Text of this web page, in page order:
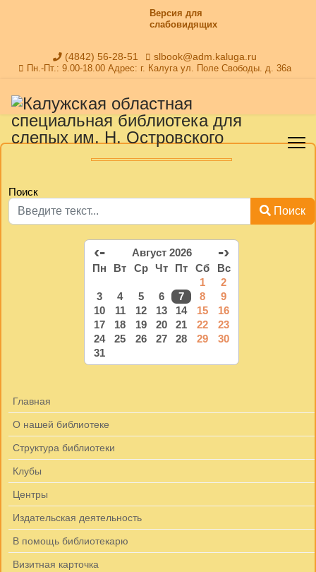
Версия для
слабовидящих
(4842) 56-28-51 slbook@adm.kaluga.ru
Пн.-Пт.: 9.00-18.00 Адрес: г. Калуга ул. Поле Свободы. д. 36а
Поиск
Поиск
‹- Август 2026 -›
Пн Вт Ср Чт Пт Сб
Вс
1
2
3
4 5 6 7 8
9
10
11 12 13 14 15
16
17
18 19 20 21 22
23
24
25 26 27 28 29
30
31
Главная
О нашей библиотеке
Структура библиотеки
Клубы
Центры
Издательская деятельность
В помощь библиотекарю
Визитная карточка